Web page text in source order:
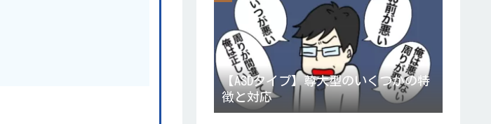
【ASDタイプ】尊大型のいくつかの特
徴と対応